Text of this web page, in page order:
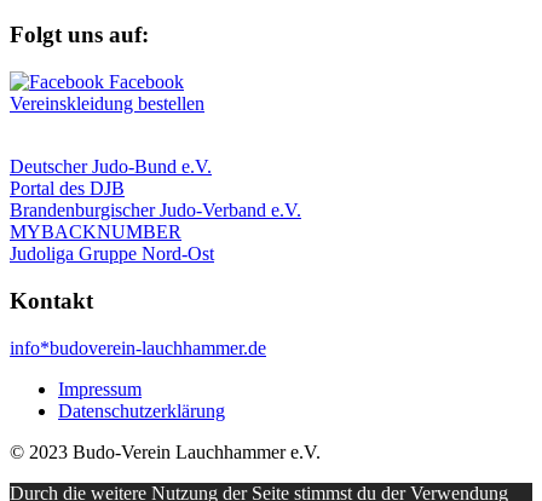
Folgt uns auf:
Vereinskleidung bestellen
Deutscher Judo-Bund e.V.
Portal des DJB
Brandenburgischer Judo-Verband e.V.
MYBACKNUMBER
Judoliga Gruppe Nord-Ost
Kontakt
info*budoverein-lauchhammer.de
Impressum
Datenschutzerklärung
© 2023 Budo-Verein Lauchhammer e.V.
Durch die weitere Nutzung der Seite stimmst du der Verwendung